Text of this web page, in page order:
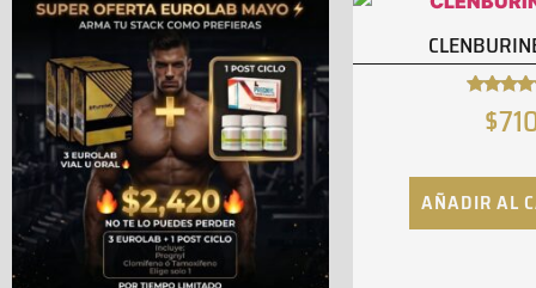
con
$
AÑADIR AL